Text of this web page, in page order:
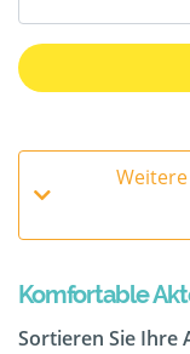
Komfortable
Sortieren Sie Ihre